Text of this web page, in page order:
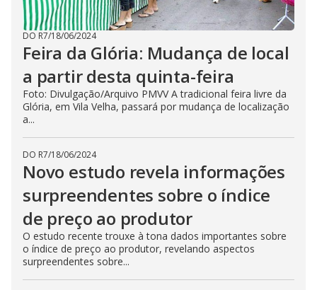
DO R7/18/06/2024
Feira da Glória: Mudança de local
a partir desta quinta-feira
Foto: Divulgação/Arquivo PMVV A tradicional feira livre da
Glória, em Vila Velha, passará por mudança de localização
a...
DO R7/18/06/2024
Novo estudo revela informações
surpreendentes sobre o índice
de preço ao produtor
O estudo recente trouxe à tona dados importantes sobre
o índice de preço ao produtor, revelando aspectos
surpreendentes sobre...